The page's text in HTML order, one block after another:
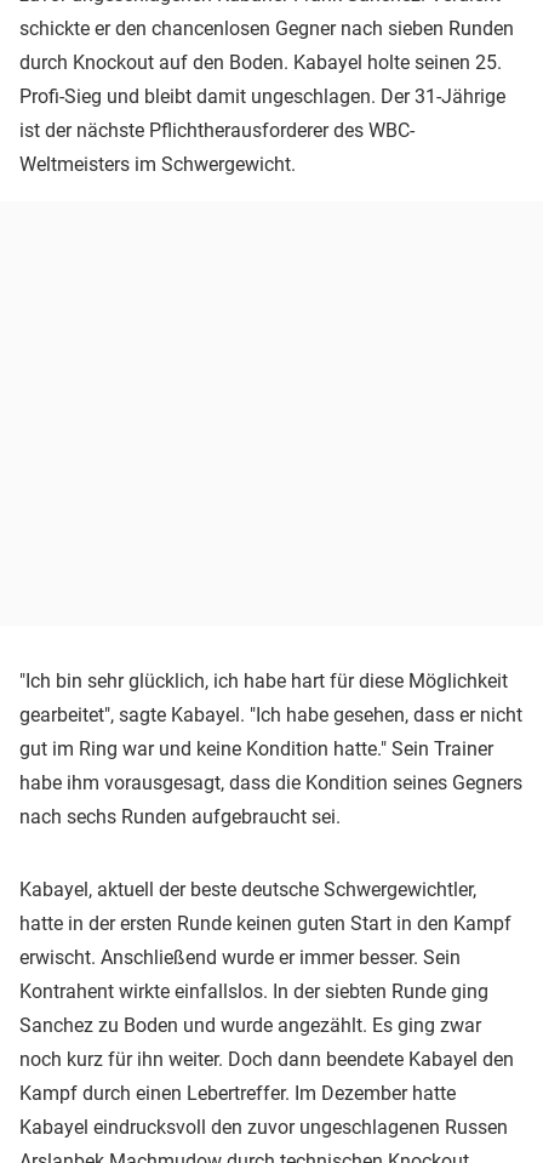
schickte er den chancenlosen Gegner nach sieben Runden
durch Knockout auf den Boden. Kabayel holte seinen 25.
Profi-Sieg und bleibt damit ungeschlagen. Der 31-Jährige
ist der nächste Pflichtherausforderer des WBC-
Weltmeisters im Schwergewicht.
"Ich bin sehr glücklich, ich habe hart für diese Möglichkeit
gearbeitet", sagte Kabayel. "Ich habe gesehen, dass er nicht
gut im Ring war und keine Kondition hatte." Sein Trainer
habe ihm vorausgesagt, dass die Kondition seines Gegners
nach sechs Runden aufgebraucht sei.
Kabayel, aktuell der beste deutsche Schwergewichtler,
hatte in der ersten Runde keinen guten Start in den Kampf
erwischt. Anschließend wurde er immer besser. Sein
Kontrahent wirkte einfallslos. In der siebten Runde ging
Sanchez zu Boden und wurde angezählt. Es ging zwar
noch kurz für ihn weiter. Doch dann beendete Kabayel den
Kampf durch einen Lebertreffer. Im Dezember hatte
Kabayel eindrucksvoll den zuvor ungeschlagenen Russen